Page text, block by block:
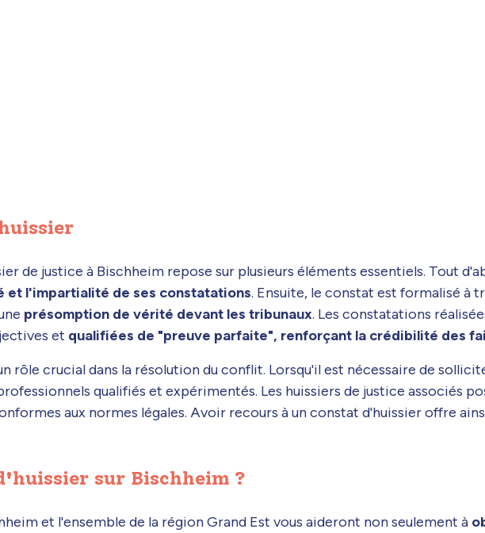
de justice à Bischheim repose sur plusieurs éléments essentiels. Tout
et l'impartialité de ses constatations. Ensuite, le constat est formalisé à
présomption de vérité devant les tribunaux. Les constatations
et qualifiées de "preuve parfaite", renforçant la crédibilité des
rôle crucial dans la résolution du conflit. Lorsqu'il est nécessaire de
qualifiés et expérimentés. Les huissiers de justice associés
aux normes légales. Avoir recours à un constat d'huissier offre
sur Bischheim ?
et l'ensemble de la région Grand Est vous aideront non seulement à